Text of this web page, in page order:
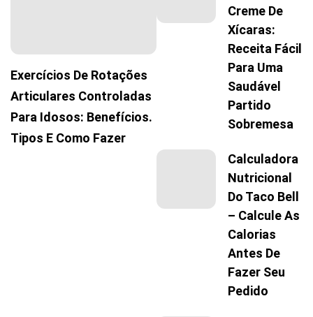
Exercícios De Rotações
Articulares Controladas
Para Idosos: Benefícios.
Tipos E Como Fazer
Creme De
Xícaras:
Receita Fácil
Para Uma
Saudável
Partido
Sobremesa
Calculadora
Nutricional
Do Taco Bell
– Calcule As
Calorias
Antes De
Fazer Seu
Pedido